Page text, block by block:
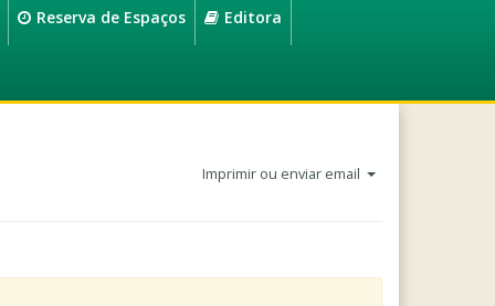
Reserva de Espaços Editora
Imprimir ou enviar email